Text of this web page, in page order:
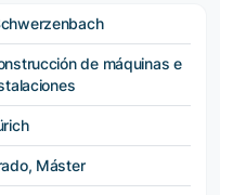
de máquinas e
Máster